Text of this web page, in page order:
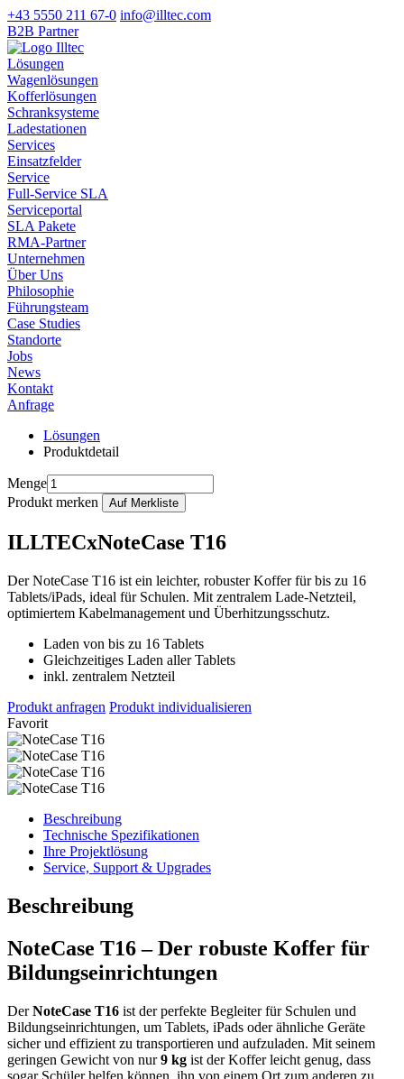
+43 5550 211 67-0 info@illtec.com
B2B Partner
Lösungen
Wagenlösungen
Kofferlösungen
Schranksysteme
Ladestationen
Services
Einsatzfelder
Service
Full-Service SLA
Serviceportal
SLA Pakete
RMA-Partner
Unternehmen
Über Uns
Philosophie
Führungsteam
Case Studies
Standorte
Jobs
News
Kontakt
Anfrage
Lösungen
Produktdetail
Menge
Produkt merken
ILLTECxNoteCase T16
Der NoteCase T16 ist ein leichter, robuster Koffer für bis zu 16
Tablets/iPads, ideal für Schulen. Mit zentralem Lade-Netzteil,
optimiertem Kabelmanagement und Überhitzungsschutz.
Laden von bis zu 16 Tablets
Gleichzeitiges Laden aller Tablets
inkl. zentralem Netzteil
Produkt anfragen Produkt individualisieren
Favorit
Beschreibung
Technische Spezifikationen
Ihre Projektlösung
Service, Support & Upgrades
Beschreibung
NoteCase T16 – Der robuste Koffer für
Bildungseinrichtungen
DerNoteCase T16 ist der perfekte Begleiter für Schulen und
Bildungseinrichtungen, um Tablets, iPads oder ähnliche Geräte
sicher und effizient zu transportieren und aufzuladen. Mit seinem
geringen Gewicht von nur9 kg ist der Koffer leicht genug, dass
sogar Schüler helfen können, ihn von einem Ort zum anderen zu